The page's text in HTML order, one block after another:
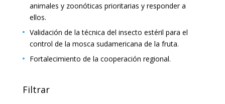
animales y zoonóticas prioritarias y responder a
ellos.
Validación de la técnica del insecto estéril para el
control de la mosca sudamericana de la fruta.
Fortalecimiento de la cooperación regional.
Filtrar